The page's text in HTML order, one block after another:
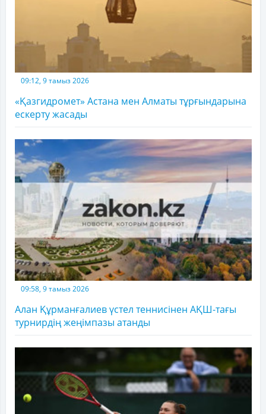
09:12, 9 тамыз 2026
«Қазгидромет» Астана мен Алматы тұрғындарына
ескерту жасады
09:58, 9 тамыз 2026
Алан Құрманғалиев үстел теннисінен АҚШ-тағы
турнирдің жеңімпазы атанды